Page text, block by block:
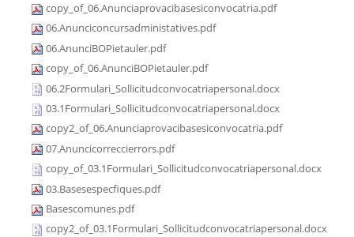
copy_of_06.Anunciaprovacibasesiconvocatria.pdf
06.Anunciconcursadministatives.pdf
06.AnunciBOPietauler.pdf
copy_of_06.AnunciBOPietauler.pdf
06.2Formulari_Sollicitudconvocatriapersonal.docx
03.1Formulari_Sollicitudconvocatriapersonal.docx
copy2_of_06.Anunciaprovacibasesiconvocatria.pdf
07.Anuncicorreccierrors.pdf
copy_of_03.1Formulari_Sollicitudconvocatriapersonal.docx
03.Basesespecfiques.pdf
Basescomunes.pdf
copy2_of_03.1Formulari_Sollicitudconvocatriapersonal.docx